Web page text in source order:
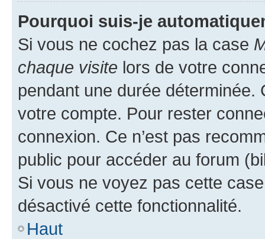
Pourquoi suis-je
Si vous ne cochez pas la case
chaque visite lors de votre
pendant une durée déterminée.
votre compte. Pour rester
connexion. Ce n’est pas
public pour accéder au forum
Si vous ne voyez pas cette
désactivé cette fonctionnalité.
Haut